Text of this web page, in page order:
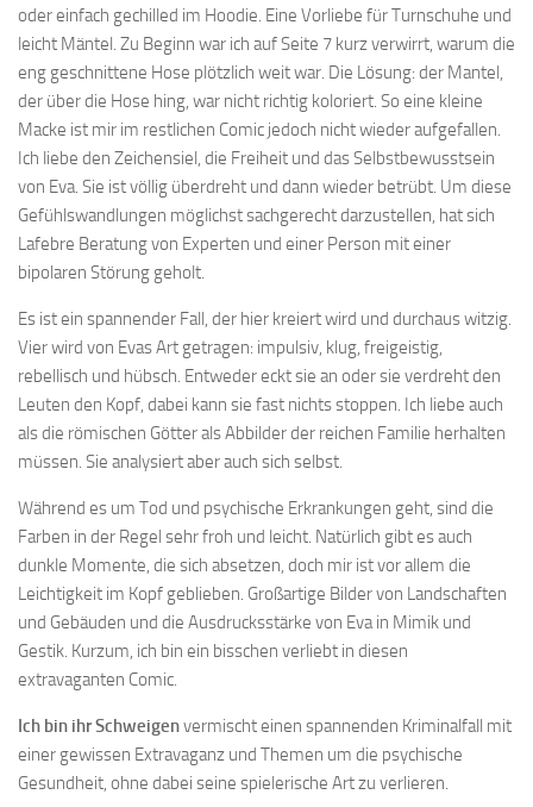
oder einfach gechilled im Hoodie. Eine Vorliebe für Turnschuhe und
leicht Mäntel. Zu Beginn war ich auf Seite 7 kurz verwirrt, warum die
eng geschnittene Hose plötzlich weit war. Die Lösung: der Mantel,
der über die Hose hing, war nicht richtig koloriert. So eine kleine
Macke ist mir im restlichen Comic jedoch nicht wieder aufgefallen.
Ich liebe den Zeichensiel, die Freiheit und das Selbstbewusstsein
von Eva. Sie ist völlig überdreht und dann wieder betrübt. Um diese
Gefühlswandlungen möglichst sachgerecht darzustellen, hat sich
Lafebre Beratung von Experten und einer Person mit einer
bipolaren Störung geholt.
Es ist ein spannender Fall, der hier kreiert wird und durchaus witzig.
Vier wird von Evas Art getragen: impulsiv, klug, freigeistig,
rebellisch und hübsch. Entweder eckt sie an oder sie verdreht den
Leuten den Kopf, dabei kann sie fast nichts stoppen. Ich liebe auch
als die römischen Götter als Abbilder der reichen Familie herhalten
müssen. Sie analysiert aber auch sich selbst.
Während es um Tod und psychische Erkrankungen geht, sind die
Farben in der Regel sehr froh und leicht. Natürlich gibt es auch
dunkle Momente, die sich absetzen, doch mir ist vor allem die
Leichtigkeit im Kopf geblieben. Großartige Bilder von Landschaften
und Gebäuden und die Ausdrucksstärke von Eva in Mimik und
Gestik. Kurzum, ich bin ein bisschen verliebt in diesen
extravaganten Comic.
Ich bin ihr Schweigenvermischt einen spannenden Kriminalfall mit
einer gewissen Extravaganz und Themen um die psychische
Gesundheit, ohne dabei seine spielerische Art zu verlieren.